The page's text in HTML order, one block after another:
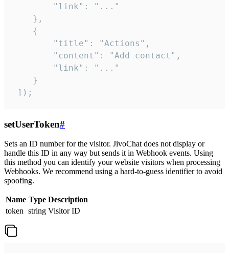
        "link": "..."
    },
    {
        "title": "Actions",
        "content": "Add contact",
        "link": "..."
    }
]);
setUserToken#
Sets an ID number for the visitor. JivoChat does not display or
handle this ID in any way but sends it in Webhook events. Using
this method you can identify your website visitors when processing
Webhooks. We recommend using a hard-to-guess identifier to avoid
spoofing.
Name Type Description
token string Visitor ID